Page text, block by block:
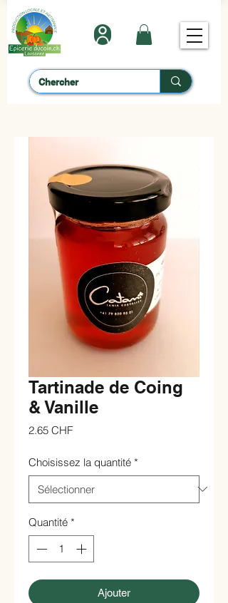
Tartinade de Coing
& Vanille
2.65 CHFPrix
Choisissez la quantité *
Quantité *
Ajouter